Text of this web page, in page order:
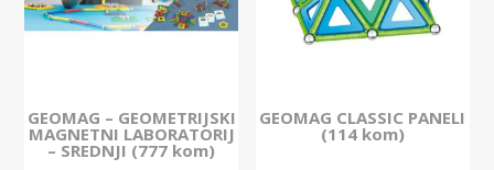
GEOMAG – GEOMETRIJSKI
MAGNETNI LABORATORIJ
– SREDNJI (777 kom)
GEOMAG CLASSIC PANELI
(114 kom)